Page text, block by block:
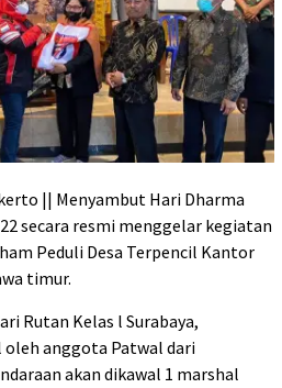
|| Menyambut Hari Dharma
secara resmi menggelar kegiatan
Peduli Desa Terpencil Kantor
timur.
Rutan Kelas l Surabaya,
anggota Patwal dari
akan dikawal 1 marshal